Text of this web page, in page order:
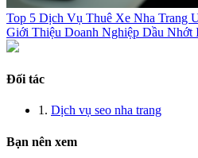
Top 5 Dịch Vụ Thuê Xe Nha Trang
Giới Thiệu Doanh Nghiệp Dầu
Đối tác
1. Dịch vụ seo nha trang
Bạn nên xem